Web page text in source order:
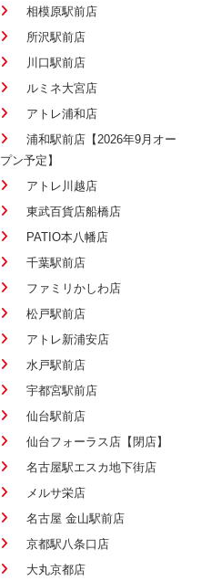
相模原駅前店
所沢駅前店
川口駅前店
ルミネ大宮店
アトレ浦和店
浦和駅前店【2026年9月オー
プン予定】
アトレ川越店
東武百貨店船橋店
PATIO本八幡店
千葉駅前店
ファミリかしわ店
松戸駅前店
アトレ新浦安店
水戸駅前店
宇都宮駅前店
仙台駅前店
仙台フォーラス店【閉店】
名古屋駅エスカ地下街店
メルサ栄店
名古屋 金山駅前店
京都駅八条口店
大丸京都店